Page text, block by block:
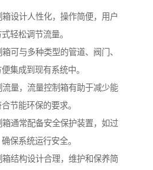
设计人性化，操作简便，用户
轻松调节流量。
可与多种类型的管道、阀门、
集成到现有系统中。
量，流量控制箱有助于减少能
节能环保的要求。
通常配备安全保护装置，如过
保系统运行安全。
结构设计合理，维护和保养简